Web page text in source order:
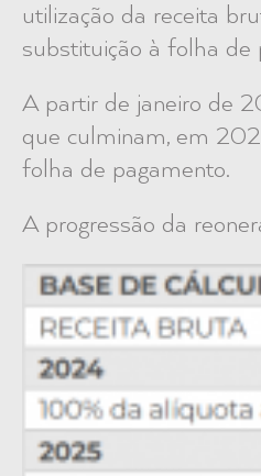
utilização da receita
substituição à folha
A partir de janeiro de
que culminam, em
folha de pagamento.
A progressão da